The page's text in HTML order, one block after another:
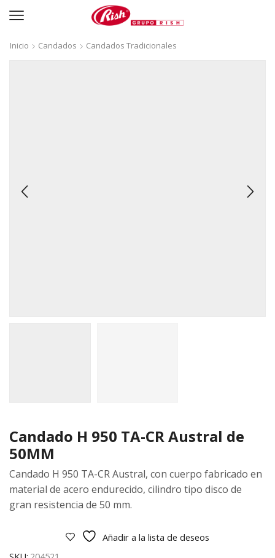
Inicio Candados Candados Tradicionales
Candado H 950 TA-CR Austral de
50MM
Candado H 950 TA-CR Austral, con cuerpo fabricado en
material de acero endurecido, cilindro tipo disco de
gran resistencia de 50 mm.
Añadir a la lista de deseos